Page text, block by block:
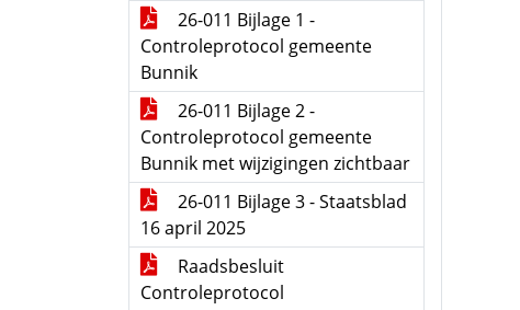
26-011 Bijlage 1 -
Controleprotocol gemeente
Bunnik
26-011 Bijlage 2 -
Controleprotocol gemeente
Bunnik met wijzigingen zichtbaar
26-011 Bijlage 3 - Staatsblad
16 april 2025
Raadsbesluit
Controleprotocol